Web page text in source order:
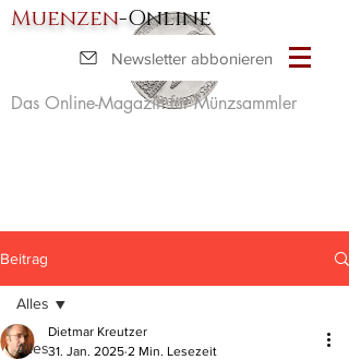
Muenzen-Online
Das Online-Magazin für Münzsammler
Newsletter abbonieren
Beitrag
Alles
Alles
Dietmar Kreutzer
31. Jan. 2025 2 Min. Lesezeit